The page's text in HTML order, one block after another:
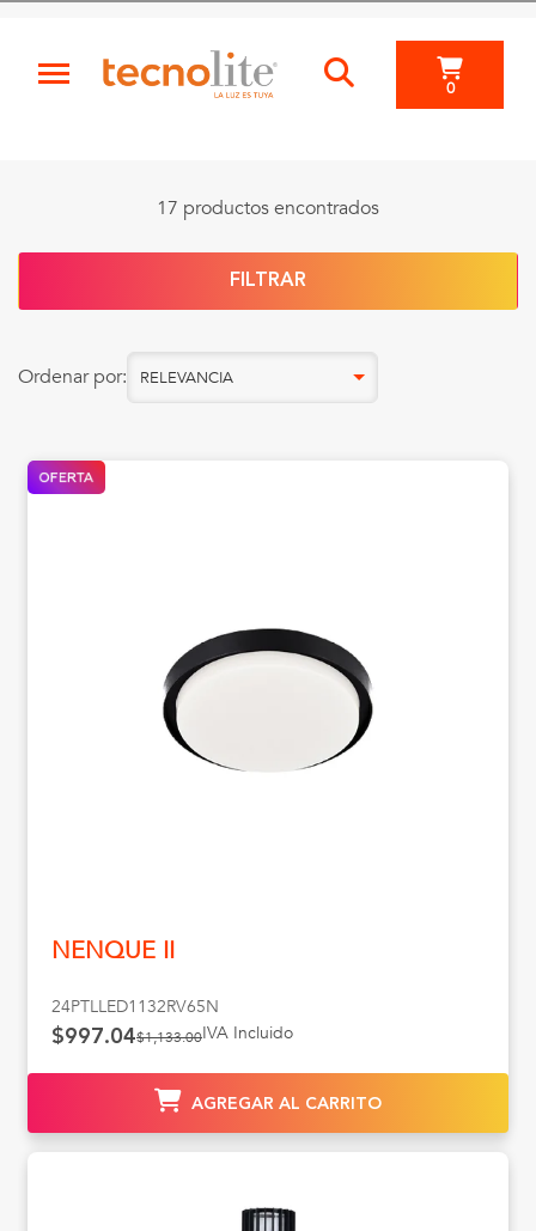
0
17 productos encontrados
FILTRAR
Ordenar por: RELEVANCIA
NENQUE II
24PTLLED1132RV65N
$997.04$1,133.00IVA Incluido
AGREGAR AL CARRITO